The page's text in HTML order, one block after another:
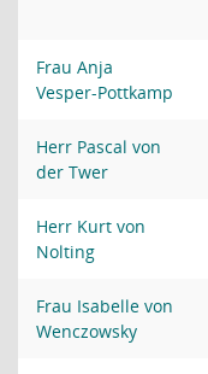
Frau Anja
Vesper-Pottkamp
Herr Pascal von
der Twer
Herr Kurt von
Nolting
Frau Isabelle von
Wenczowsky